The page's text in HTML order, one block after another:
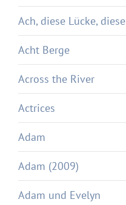
Ach, diese Lücke,
Acht Berge
Across the River
Actrices
Adam
Adam (2009)
Adam und Evelyn